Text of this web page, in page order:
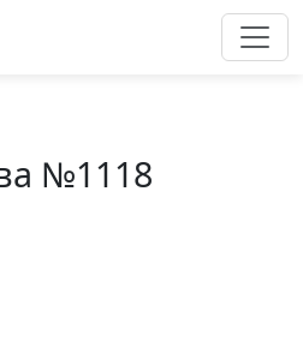
№1118